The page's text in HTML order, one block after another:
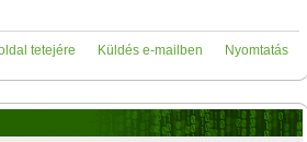
Nyomtatás
Küldés e-mailben
tetejére